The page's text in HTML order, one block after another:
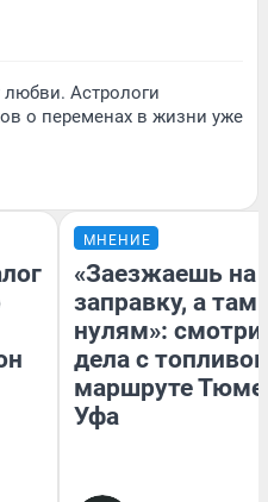
любви. Астрологи
о переменах в жизни уже
МНЕНИЕ
«Заезжаешь на
заправку, а там
нулям»:
дела с
маршруте
Уфа